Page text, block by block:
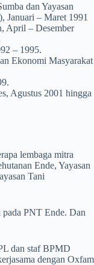
dan Yayasan
Januari – Maret 1991
April – Desember
– 1995.
Ekonomi Masyarakat
Agustus 2001 hingga
lembaga mitra
Ende, Yayasan
Tani
pada PNT Ende. Dan
dan staf BPMD
dengan Oxfam